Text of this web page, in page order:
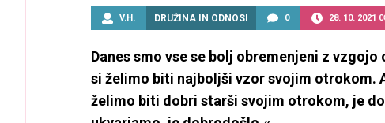
V.H. DRUŽINA IN ODNOSI 0 28. 10. 2021
Danes smo vse se bolj obremenjeni z
si želimo biti najboljši vzor svojim otrokom.
želimo biti dobri starši svojim otrokom, je